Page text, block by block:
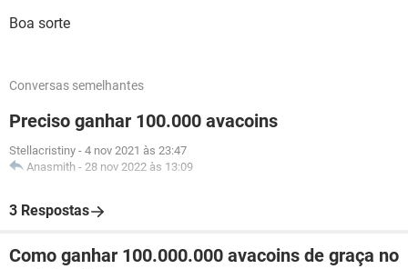
Boa sorte
Conversas semelhantes
Preciso ganhar 100.000 avacoins
Stellacristiny - 4 nov 2021 às 23:47
Anasmith - 28 nov 2022 às 13:09
3 Respostas
Como ganhar 100.000.000 avacoins de graça no